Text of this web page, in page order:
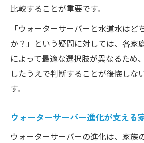
比較することが重要です。
「ウォーターサーバーと水道水はど
か？」という疑問に対しては、各家
によって最適な選択肢が異なるため
したうえで判断することが後悔しな
す。
ウォーターサーバー進化が支える
ウォーターサーバーの進化は、家族